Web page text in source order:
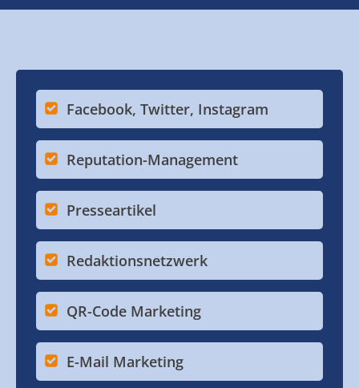
Facebook, Twitter, Instagram
Reputation-Management
Presseartikel
Redaktionsnetzwerk
QR-Code Marketing
E-Mail Marketing